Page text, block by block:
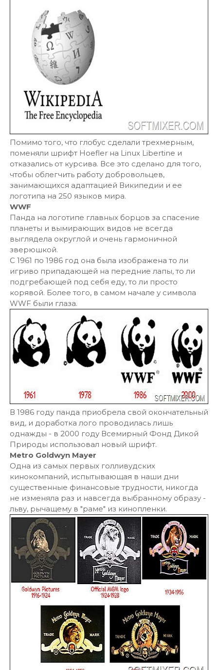
Помимо того, что глобус сделали трехмерным,
поменяли шрифт Hoefler на Linux Libertine и
отказались от курсива. Все это сделано для того,
чтобы облегчить работу добровольцев,
занимающихся адаптацией Википедии и ее
логотипа на 250 языков мира.
WWF
Панда на логотипе главных борцов за спасение
планеты и вымирающих видов не всегда
выглядела округлой и очень гармоничной
зверюшкой.
С 1961 по 1986 год она была изображена то ли
игриво припадающей на передние лапы, то ли
подгребающей под себя еду, то ли просто
корявой. Более того, в самом начале у символа
WWF были глаза.
В 1986 году панда приобрела свой окончательный
вид, и доработка лого проводилась лишь
однажды - в 2000 году Всемирный Фонд Дикой
Природы использовал новый шрифт.
Metro Goldwyn Mayer
Одна из самых первых голливудских
кинокомпаний, испытывающая в наши дни
существенные финансовые трудности, никогда
не изменяла раз и навсегда выбранному образу -
льву, рычащему в "раме" из кинопленки.